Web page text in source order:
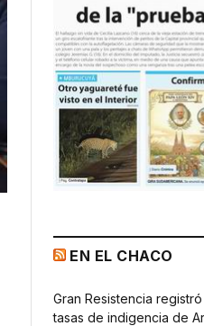
EN EL CHACO
Gran Resistencia
tasas de indigencia de